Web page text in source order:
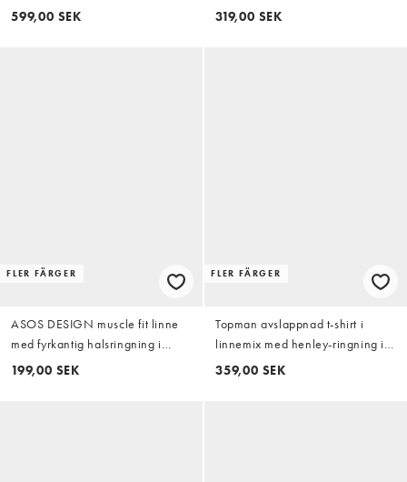
ränder
599,00 SEK
textur och platt krage, del av set
319,00 SEK
FLER FÄRGER
ASOS DESIGN muscle fit linne
med fyrkantig halsringning i
marinblå ribb
199,00 SEK
FLER FÄRGER
Topman avslappnad t-shirt i
linnemix med henley-ringning i
marinblått
359,00 SEK